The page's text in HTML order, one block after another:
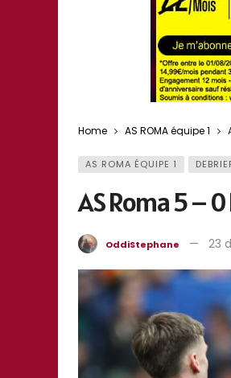
Home AS ROMA équipe 1
AS ROMA ÉQUIPE 1
AS Roma 5 –
OddiStephane 23